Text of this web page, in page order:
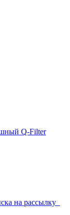
Q-Filter
на рассылку